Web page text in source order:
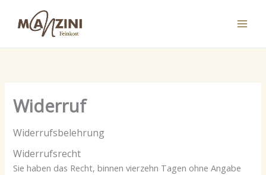
Inhalt
Widerruf
Widerrufsbelehrung
Widerrufsrecht
Sie haben das Recht, binnen vierzehn Tagen ohne Angabe